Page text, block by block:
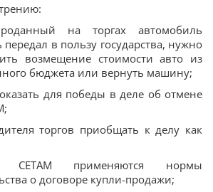
на торгах автомобиль
передал в пользу государства, нужно
возмещение стоимости авто из
бюджета или вернуть машину;
для победы в деле об отмене
торгов приобщать к делу как
СЕТАМ применяются нормы
о договоре купли-продажи;